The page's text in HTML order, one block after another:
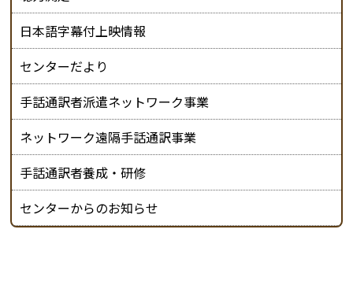
日本語字幕付上映情報
センターだより
手話通訳者派遣ネットワーク事業
ネットワーク遠隔手話通訳事業
手話通訳者養成・研修
センターからのお知らせ